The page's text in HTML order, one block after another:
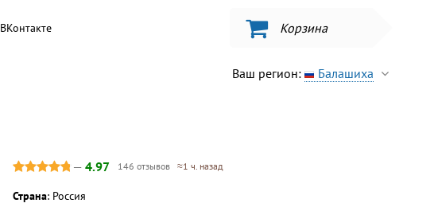
ВКонтакте Корзина
Ваш регион: Балашиха
— 4.97 146 отзывов ≈1 ч. назад
Страна: Россия